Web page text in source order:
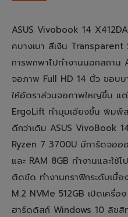
ASUS Vivobook 14
คบางเบา สีเงิน
การพกพาไปทำงานนอกสถาน
จอภาพ Full HD 14 นิ้ว ขอบ
ให้อัตราส่วนจอภาพใหญ่ขึ้น แ
ErgoLift ทำมุมเอียงขึ้น พิมพ์ส
ดีกว่าเดิม ASUS VivoBook
Ryzen 7 3700U มีการ์ดจอ
และ RAM 8GB ทำงานและใช้
ติดขัด ทำงานกราฟิกระดับเบื้
M.2 NVMe 512GB เปิดเครื่อ
ฮาร์ดดิสก์ Windows 10 ลิขสิ